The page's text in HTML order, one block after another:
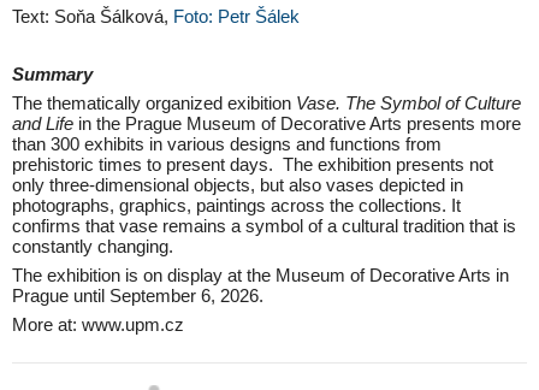
Text: Soňa Šálková, Foto: Petr Šálek
Summary
The thematically organized exibition Vase. The Symbol of Culture
and Life in the Prague Museum of Decorative Arts presents more
than 300 exhibits in various designs and functions from
prehistoric times to present days. The exhibition presents not
only three-dimensional objects, but also vases depicted in
photographs, graphics, paintings across the collections. It
confirms that vase remains a symbol of a cultural tradition that is
constantly changing.
The exhibition is on display at the Museum of Decorative Arts in
Prague until September 6, 2026.
More at: www.upm.cz